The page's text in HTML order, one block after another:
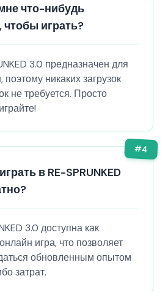
что-нибудь
чтобы играть?
3.0 предназначен для
никаких загрузок
не требуется. Просто
#4
в RE-SPRUNKED
3.0 доступна как
игра, что позволяет
обновленным опытом
затрат.